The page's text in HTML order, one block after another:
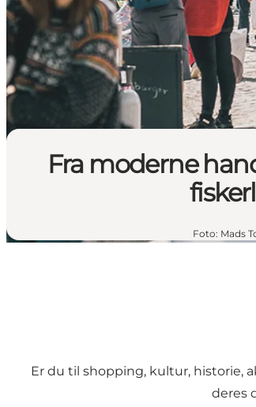
Fra moderne
Foto: Mads
Er du til shopping, kultur, historie,
deres